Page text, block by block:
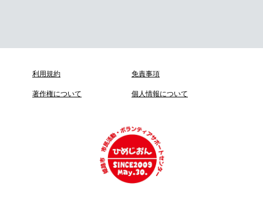
利用規約 免責事項
著作権について 個人情報について